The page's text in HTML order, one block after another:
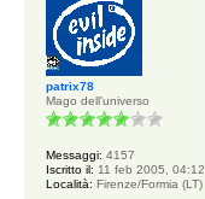
patrix78
Mago dell'universo
Messaggi: 4157
Iscritto il: 11 feb 2005, 04:12
Località: Firenze/Formia (LT)